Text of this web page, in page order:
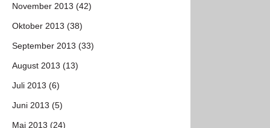
November 2013 (42)
Oktober 2013 (38)
September 2013 (33)
August 2013 (13)
Juli 2013 (6)
Juni 2013 (5)
Maj 2013 (24)